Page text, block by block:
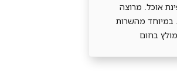
אוכל. מרוצה
מהשרות
בחום